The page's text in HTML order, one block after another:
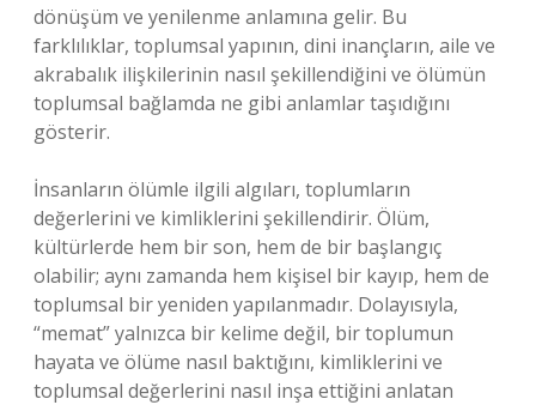
dönüşüm ve yenilenme anlamına gelir. Bu
farklılıklar, toplumsal yapının, dini inançların, aile ve
akrabalık ilişkilerinin nasıl şekillendiğini ve ölümün
toplumsal bağlamda ne gibi anlamlar taşıdığını
gösterir.
İnsanların ölümle ilgili algıları, toplumların
değerlerini ve kimliklerini şekillendirir. Ölüm,
kültürlerde hem bir son, hem de bir başlangıç
olabilir; aynı zamanda hem kişisel bir kayıp, hem de
toplumsal bir yeniden yapılanmadır. Dolayısıyla,
“memat” yalnızca bir kelime değil, bir toplumun
hayata ve ölüme nasıl baktığını, kimliklerini ve
toplumsal değerlerini nasıl inşa ettiğini anlatan